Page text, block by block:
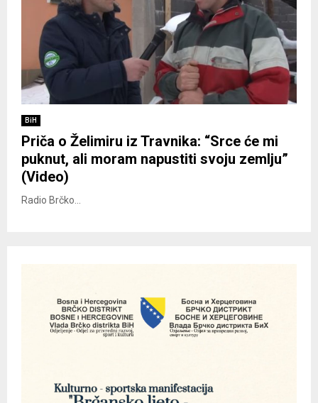
BiH
Priča o Želimiru iz Travnika: “Srce će mi
puknut, ali moram napustiti svoju zemlju”
(Video)
Radio Brčko...